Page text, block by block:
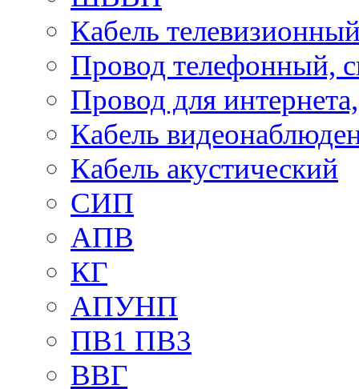
Кабель
Провод телефонный,
Провод для
Кабель
Кабель акустический
СИП
АПВ
КГ
АПУНП
ПВ1 ПВ3
ВВГ